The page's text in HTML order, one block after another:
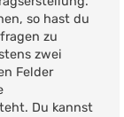
so hast du
zu
zwei
Felder
Du kannst